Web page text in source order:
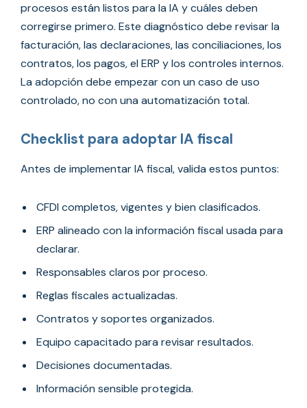
procesos están listos para la IA y cuáles deben
corregirse primero. Este diagnóstico debe revisar la
facturación, las declaraciones, las conciliaciones, los
contratos, los pagos, el ERP y los controles internos.
La adopción debe empezar con un caso de uso
controlado, no con una automatización total.
Checklist para adoptar IA fiscal
Antes de implementar IA fiscal, valida estos puntos:
CFDI completos, vigentes y bien clasificados.
ERP alineado con la información fiscal usada para
declarar.
Responsables claros por proceso.
Reglas fiscales actualizadas.
Contratos y soportes organizados.
Equipo capacitado para revisar resultados.
Decisiones documentadas.
Información sensible protegida.